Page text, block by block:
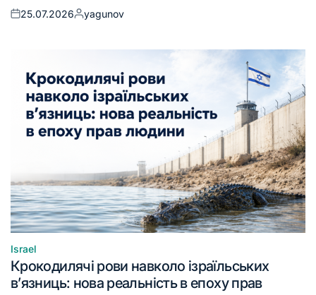
25.07.2026 yagunov
Israel
Крокодилячі рови навколо ізраїльських
в’язниць: нова реальність в епоху прав